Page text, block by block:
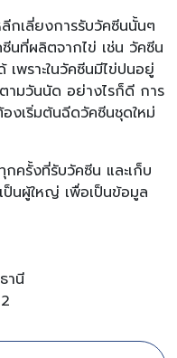
กเลี่ยงการรับวัคซีนนั้นๆ
นที่ผลิตจากไข่ เช่น วัคซีน
พราะในวัคซีนมีไข่ปนอยู่
มวันนัด อย่างไรก็ดี การ
งเริ่มต้นฉีดวัคซีนชุดใหม่
ครั้งที่รับวัคซีน และเก็บ
นผู้ใหญ่ เพื่อเป็นข้อมูล
านี